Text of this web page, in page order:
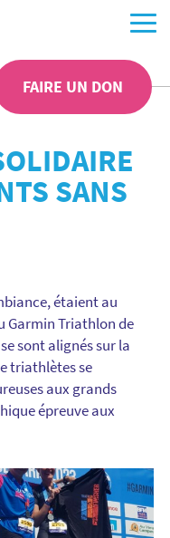
FAIRE UN DON
SANS
étaient au
Garmin Triathlon de
sont alignés sur la
triathlètes se
aux grands
épreuve aux